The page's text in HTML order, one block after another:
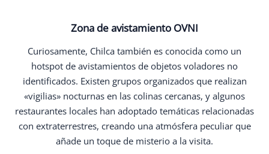
Zona de avistamiento OVNI
Curiosamente, Chilca también es conocida como un
hotspot de avistamientos de objetos voladores no
identificados. Existen grupos organizados que realizan
«vigilias» nocturnas en las colinas cercanas, y algunos
restaurantes locales han adoptado temáticas relacionadas
con extraterrestres, creando una atmósfera peculiar que
añade un toque de misterio a la visita.